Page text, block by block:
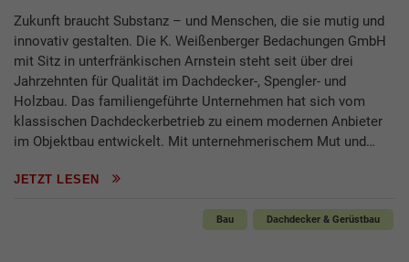
Zukunft braucht Substanz – und Menschen, die sie mutig und
innovativ gestalten. Die K. Weißenberger Bedachungen GmbH
mit Sitz in unterfränkischen Arnstein steht seit über drei
Jahrzehnten für Qualität im Dachdecker-, Spengler- und
Holzbau. Das familiengeführte Unternehmen hat sich vom
klassischen Dachdeckerbetrieb zu einem modernen Anbieter
im Objektbau entwickelt. Mit unternehmerischem Mut und…
JETZT LESEN
Bau Dachdecker & Gerüstbau